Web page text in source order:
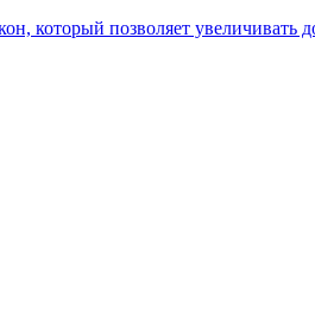
который позволяет увеличивать